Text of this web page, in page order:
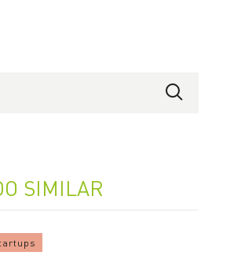
SIMILAR